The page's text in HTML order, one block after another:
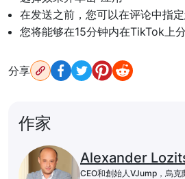
在发送之前，您可以在评论中指
您将能够在15分钟内在TikTok上
分享
作家
Alexander
CEO和創始人VJump，烏克